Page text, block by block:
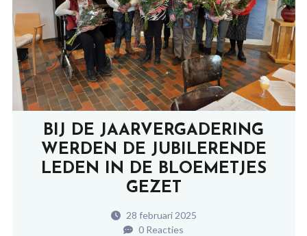
BIJ DE JAARVERGADERING
WERDEN DE JUBILERENDE
LEDEN IN DE BLOEMETJES
GEZET
28 februari 2025
0 Reacties